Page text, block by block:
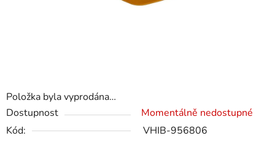
Položka byla vyprodána…
Dostupnost
Momentálně nedostupné
Kód:
VHIB-956806